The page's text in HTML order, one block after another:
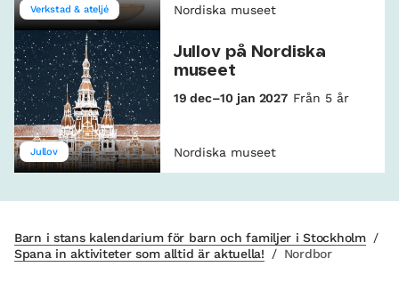
Verkstad & ateljé Nordiska museet
Jullov
Jullov på Nordiska
museet
19 dec–10 jan 2027 Från 5 år
Nordiska museet
Barn i stans kalendarium för barn och familjer i Stockholm /
Spana in aktiviteter som alltid är aktuella!
/ Nordbor